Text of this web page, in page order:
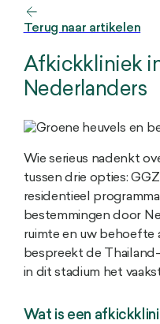
Terug naar artikelen
Afkickkliniek
Nederlanders
Wie serieus nadenkt
tussen drie opties:
residentieel
bestemmingen door
ruimte en uw behoefte
bespreekt de
in dit stadium het
Wat is een